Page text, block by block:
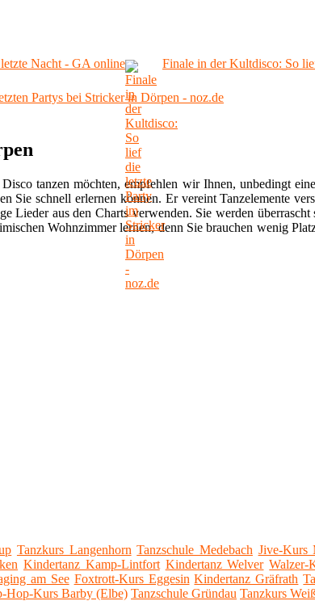
Nacht - GA online Finale in der Kultdisco: So
Partys bei Stricker in Dörpen - noz.de
tanzen möchten, empfehlen wir Ihnen, unbedingt
schnell erlernen können. Er vereint Tanzelemente
Lieder aus den Charts verwenden. Sie werden
Wohnzimmer lernen, denn Sie brauchen wenig
Tanzkurs Langenhorn Tanzschule Medebach Jive-Kurs
Kindertanz Kamp-Lintfort Kindertanz Welver Walzer-
am See Foxtrott-Kurs Eggesin Kindertanz Gräfrath
Hop-Kurs Barby (Elbe) Tanzschule Gründau Tanzkurs